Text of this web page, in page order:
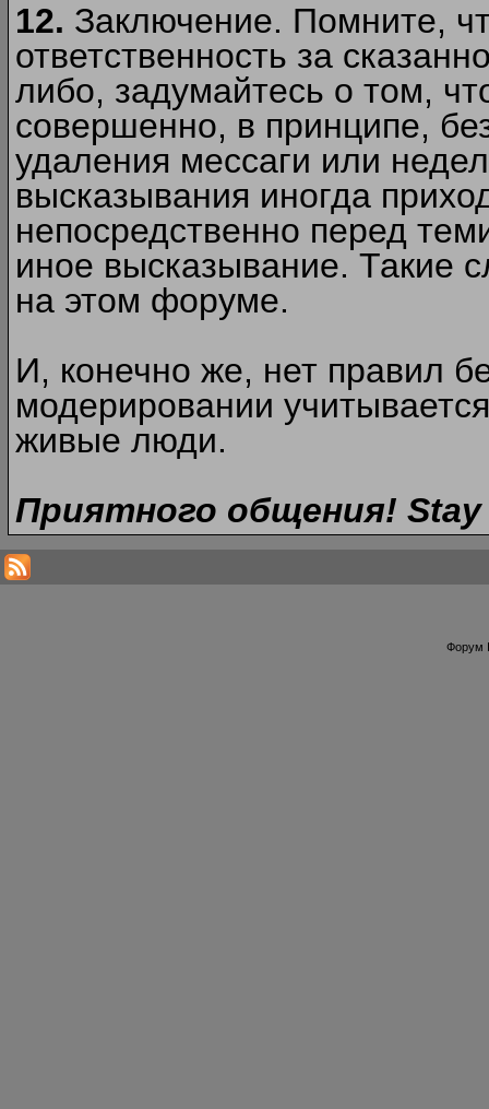
12. Заключение. Помните,
ответственность за
либо, задумайтесь о том,
совершенно, в принципе,
удаления мессаги или
высказывания иногда
непосредственно перед
иное высказывание. Такие
на этом форуме.
И, конечно же, нет правил
модерировании
живые люди.
Приятного общения! Stay
Форум